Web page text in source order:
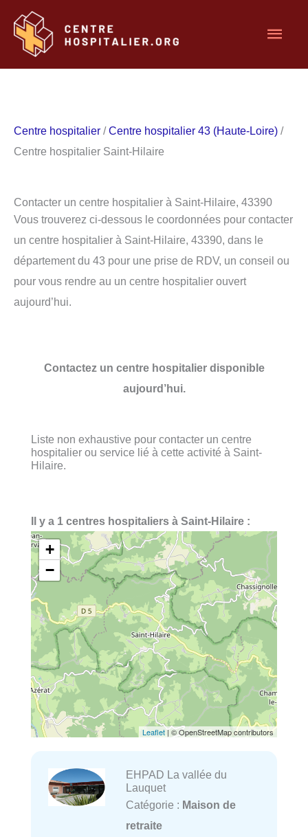
contenu
Centre hospitalier /Centre hospitalier 43 (Haute-Loire) /
Centre hospitalier Saint-Hilaire
Contacter un centre hospitalier à Saint-Hilaire, 43390
Vous trouverez ci-dessous le coordonnées pour contacter
un centre hospitalier à Saint-Hilaire, 43390, dans le
département du 43 pour une prise de RDV, un conseil ou
pour vous rendre au un centre hospitalier ouvert
aujourd’hui.
Contactez un centre hospitalier disponible
aujourd’hui.
Liste non exhaustive pour contacter un centre
hospitalier ou service lié à cette activité à Saint-
Hilaire.
Il y a 1 centres hospitaliers à Saint-Hilaire :
+
−
Leaflet| © OpenStreetMap contributors
EHPAD La vallée du
Lauquet
Catégorie : Maison de
retraite